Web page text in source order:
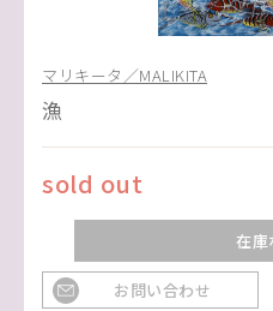
マリキータ／MALIKITA
漁
sold out
在庫
お問い合わせ